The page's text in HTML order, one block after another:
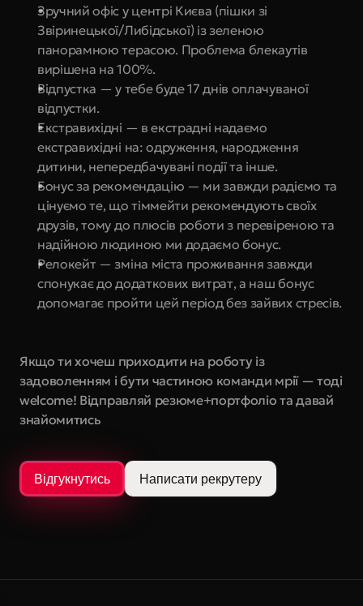
Зручний офіс у центрі Києва (пішки зі
Звіринецької/Либідської) із зеленою
панорамною терасою. Проблема блекаутів
вирішена на 100%.
Відпустка — у тебе буде 17 днів оплачуваної
відпустки.
Екстравихідні — в екстрадні надаємо
екстравихідні на: одруження, народження
дитини, непередбачувані події та інше.
Бонус за рекомендацію — ми завжди радіємо та
цінуємо те, що тіммейти рекомендують своїх
друзів, тому до плюсів роботи з перевіреною та
надійною людиною ми додаємо бонус.
Релокейт — зміна міста проживання завжди
спонукає до додаткових витрат, а наш бонус
допомагає пройти цей період без зайвих стресів.
Якщо ти хочеш приходити на роботу із
задоволенням і бути частиною команди мрії — тоді
welcome! Відправляй резюме+портфоліо та давай
знайомитись
Відгукнутись Написати рекрутеру